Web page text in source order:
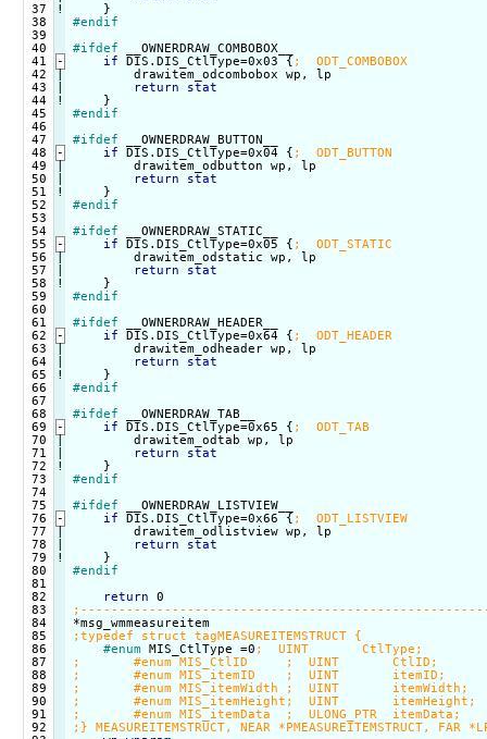
37
39
40
41
42
43
44
46
47
48
49
50
51
53
54
55
56
57
58
60
61
62
63
64
65
67
68
69
70
71
72
74
75
76
77
78
79
81
82
83
84
85
86
87
88
89
90
91
92
!
-
!
-
!
-
!
-
!
-
!
-
!
#endif
#ifdef __OWNERDRAW_COMBOBOX__
if DIS.DIS_CtlType=0x03 {
;	ODT_COMBOBOX
        drawitem_odcombobox wp, lp
return
stat
#endif
#ifdef __OWNERDRAW_BUTTON__
if DIS.DIS_CtlType=0x04 {
        drawitem_odbutton wp, lp
return
stat
#endif
#ifdef __OWNERDRAW_STATIC__
if DIS.DIS_CtlType=0x05 {
        drawitem_odstatic wp, lp
return
stat
#endif
#ifdef __OWNERDRAW_HEADER__
if DIS.DIS_CtlType=0x64 {
;	ODT_HEADER
        drawitem_odheader wp, lp
return
stat
#endif
#ifdef __OWNERDRAW_TAB__
if DIS.DIS_CtlType=0x65 {
        drawitem_odtab wp, lp
return
stat
#endif
#ifdef __OWNERDRAW_LISTVIEW__
if DIS.DIS_CtlType=0x66 {
;	ODT_LISTVIEW
        drawitem_odlistview wp, lp
return
stat
#endif
return
*msg_wmmeasureitem
#enum MIS_CtlType =0